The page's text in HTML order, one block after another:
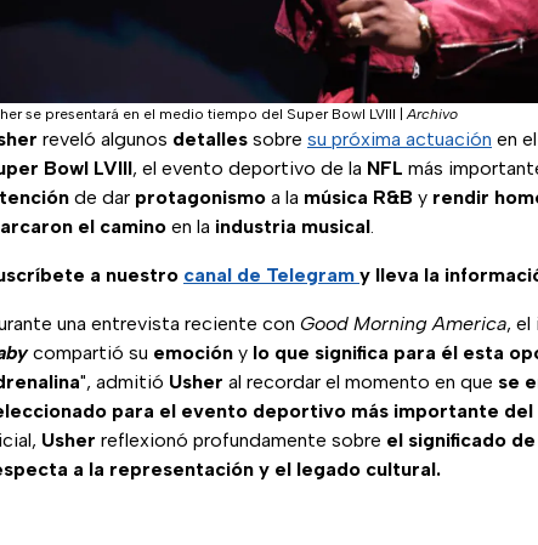
se presentará en el medio tiempo del Super Bowl LVIII |Archivo
reveló algunos detalles sobre su próxima actuación en el
Bowl LVIII, el evento deportivo de la NFL más
de dar protagonismo a la música R&B y rendir
el camino en la industria musical.
a nuestro canal de Telegram y lleva la
una entrevista reciente con Good Morning America,
compartió su emoción y lo que significa para él esta
", admitió Usher al recordar el momento en que se
para el evento deportivo más importante del
Usher reflexionó profundamente sobre el significado
a la representación y el legado cultural.